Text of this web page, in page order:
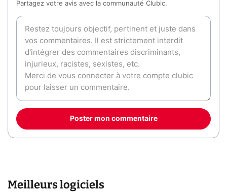
Partagez votre avis avec la communauté Clubic.
Poster mon commentaire
Meilleurs logiciels